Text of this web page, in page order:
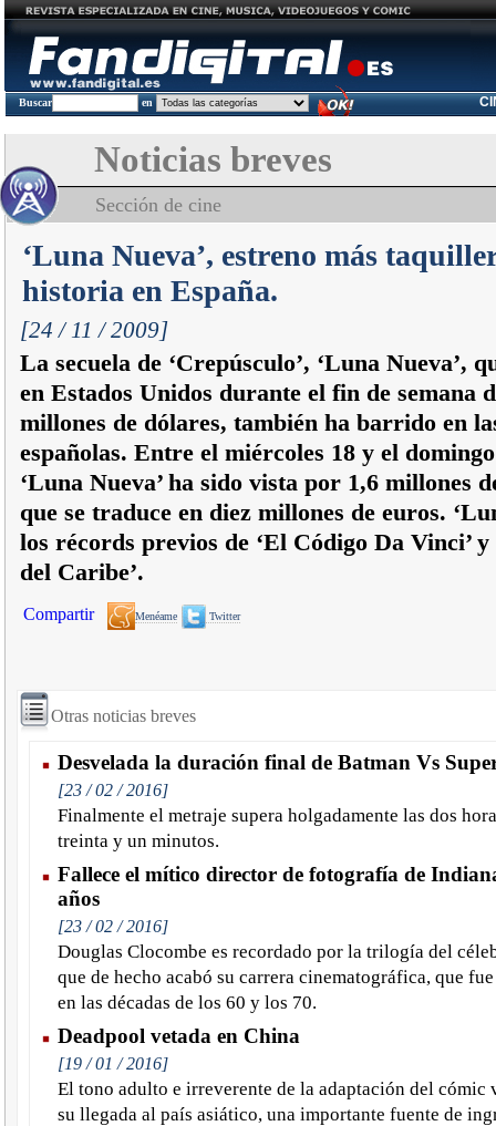
Buscar en
Noticias breves
Sección de cine
‘Luna Nueva’, estreno más
historia en España.
[24 / 11 / 2009]
La secuela de ‘Crepúsculo’, ‘Luna Nueva’,
en Estados Unidos durante el fin de semana
millones de dólares, también ha barrido en
españolas. Entre el miércoles 18 y el
‘Luna Nueva’ ha sido vista por 1,6 millones
que se traduce en diez millones de euros.
los récords previos de ‘El Código Da Vinci’
del Caribe’.
Compartir Menéame Twitter
Otras noticias breves
Desvelada la duración final de Batman Vs
[23 / 02 / 2016]
Finalmente el metraje supera holgadamente las dos
treinta y un minutos.
Fallece el mítico director de fotografía de
años
[23 / 02 / 2016]
Douglas Clocombe es recordado por la trilogía del
que de hecho acabó su carrera cinematográfica, que
en las décadas de los 60 y los 70.
Deadpool vetada en China
[19 / 01 / 2016]
El tono adulto e irreverente de la adaptación del cómic
su llegada al país asiático, una importante fuente de